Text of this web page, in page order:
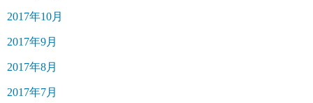
2017年10月
2017年9月
2017年8月
2017年7月